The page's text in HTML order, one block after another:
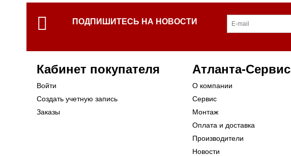
ПОДПИШИТЕСЬ НА НОВОСТИ
Кабинет покупателя
Войти
Создать учетную запись
Заказы
Атланта-Сервис
О компании
Сервис
Монтаж
Оплата и доставка
Производители
Новости